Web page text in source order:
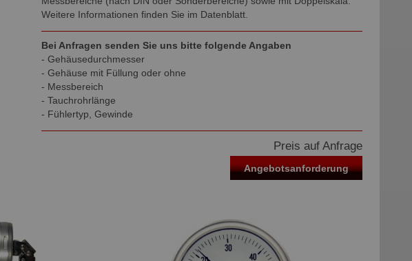
Weitere Informationen finden Sie im Datenblatt.
Bei Anfragen senden Sie uns bitte folgende Angaben
- Gehäusedurchmesser
- Gehäuse mit Füllung oder ohne
- Messbereich
- Tauchrohrlänge
- Fühlertyp, Gewinde
Preis auf Anfrage
Angebotsanforderung